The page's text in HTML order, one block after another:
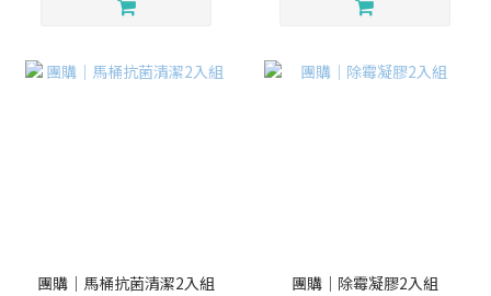
團購｜馬桶抗菌清潔2入組 團購｜除霉凝膠2入組